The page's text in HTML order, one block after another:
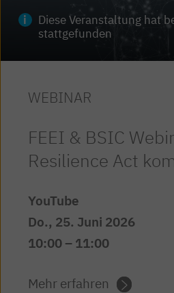
WEBINAR
FEEI & BSIC
Resilience Act
YouTube
Do., 25. Juni 2026
10:00– 11:00
Mehr erfahren
Diese Veranstaltung hat
stattgefunden